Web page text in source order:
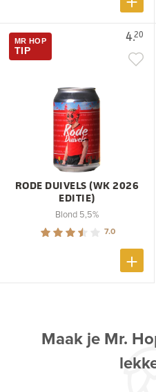
4.20
MR HOP
TIP
RODE DUIVELS (WK 2026
EDITIE)
Blond 5,5%
7.0
Maak je Mr.